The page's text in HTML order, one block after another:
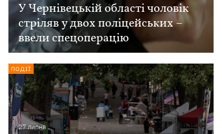
У Чернівецькій області чоловік
стріляв у двох поліцейських –
ввели спецоперацію
27 липня
ПОДІЇ